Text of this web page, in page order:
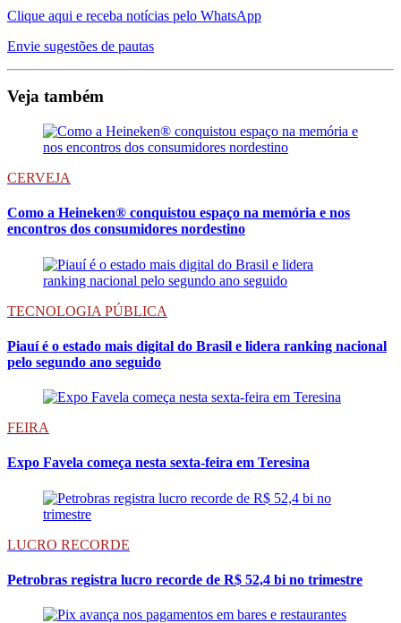
Clique aqui e receba notícias pelo WhatsApp
Envie sugestões de pautas
Veja também
CERVEJA
Como a Heineken® conquistou espaço na memória e nos
encontros dos consumidores nordestino
TECNOLOGIA PÚBLICA
Piauí é o estado mais digital do Brasil e lidera ranking nacional
pelo segundo ano seguido
FEIRA
Expo Favela começa nesta sexta-feira em Teresina
LUCRO RECORDE
Petrobras registra lucro recorde de R$ 52,4 bi no trimestre